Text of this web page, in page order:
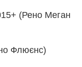
(Рено Меган
Флюєнс)